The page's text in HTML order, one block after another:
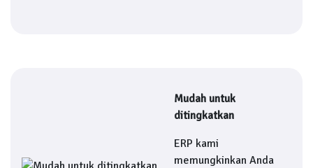
Mudah untuk
ditingkatkan
ERP kami
memungkinkan Anda